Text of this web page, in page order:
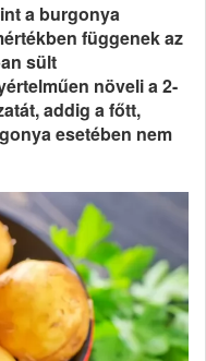
a burgonya
függenek az
sült
növeli a 2-
addig a főtt,
esetében nem